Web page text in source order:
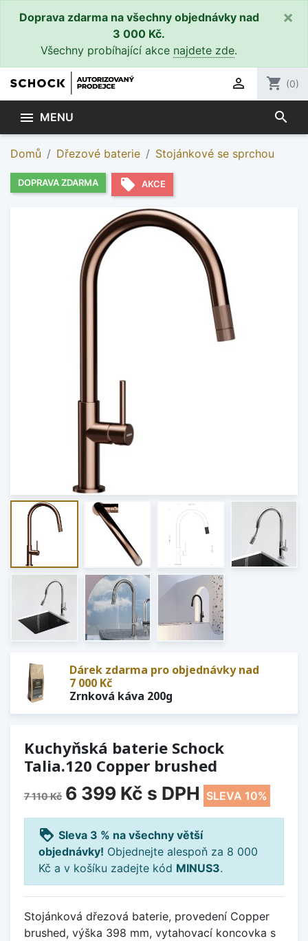
Doprava zdarma na všechny objednávky nad
3 000 Kč.
Všechny probíhající akce najdete zde.
×
 shopping_cart (0)
 MENU search
Domů Dřezové baterie Stojánkové se sprchou
DOPRAVA ZDARMA local_offer AKCE
Dárek zdarma pro objednávky nad
7 000 Kč
Zrnková káva 200g
Kuchyňská baterie Schock
Talia.120 Copper brushed
7 110 Kč 6 399 Kč s DPH SLEVA 10%
loyalty Sleva 3 % na všechny větší
objednávky! Objednejte alespoň za 8 000
Kč a v košíku zadejte kód MINUS3.
Stojánková dřezová baterie, provedení Copper
brushed, výška 398 mm, vytahovací koncovka s